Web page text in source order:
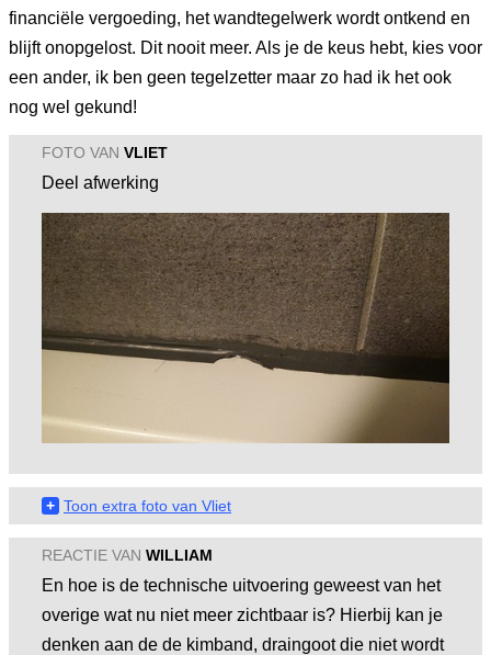
financiële vergoeding, het wandtegelwerk wordt ontkend en
blijft onopgelost. Dit nooit meer. Als je de keus hebt, kies voor
een ander, ik ben geen tegelzetter maar zo had ik het ook
nog wel gekund!
FOTO VAN VLIET
Deel afwerking
+ Toon extra foto van Vliet
REACTIE VAN WILLIAM
En hoe is de technische uitvoering geweest van het
overige wat nu niet meer zichtbaar is? Hierbij kan je
denken aan de de kimband, draingoot die niet wordt